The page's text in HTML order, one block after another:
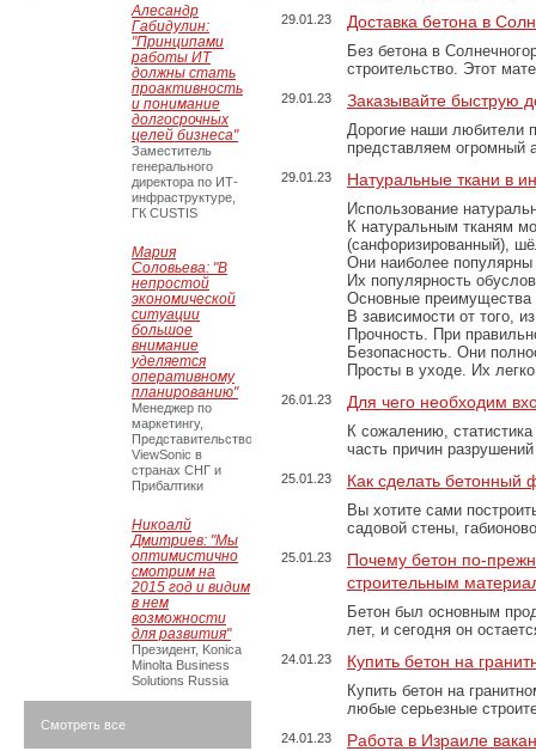
29.01.23 Доставка бетона в
Без бетона в
строительство. Этот
29.01.23 Заказывайте быструю
Дорогие наши любители
представляем огромный
29.01.23 Натуральные ткани в
Использование
К натуральным тканям
(санфоризированный),
Они наиболее популярны
Их популярность
Основные преимущества
В зависимости от того,
Прочность. При
Безопасность. Они
Просты в уходе. Их
26.01.23 Для чего необходим
К сожалению,
часть причин
25.01.23 Как сделать бетонный
Вы хотите сами
садовой стены,
25.01.23
Почему бетон по-
строительным
Бетон был основным
лет, и сегодня он
24.01.23 Купить бетон на
Купить бетон на
любые серьезные
24.01.23 Работа в Израиле
Алесандр
Габидулин:
"Принципами
работы ИТ
должны стать
проактивность
и понимание
долгосрочных
целей бизнеса"
Заместитель
генерального
директора по ИТ-
инфраструктуре,
ГК CUSTIS
Мария
Соловьева: "В
непростой
экономической
ситуации
большое
внимание
уделяется
оперативному
планированию"
Менеджер по
маркетингу,
Представительство
ViewSonic в
странах СНГ и
Прибалтики
Никоалй
Дмитриев: "Мы
оптимистично
смотрим на
2015 год и видим
в нем
возможности
для развития"
Президент, Konica
Minolta Business
Solutions Russia
Смотреть все